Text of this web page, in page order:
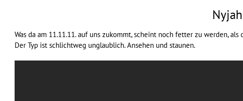
Was da am 11.11.11. auf uns zukommt, scheint noch fetter zu werden,
Der Typ ist schlichtweg unglaublich. Ansehen und staunen.